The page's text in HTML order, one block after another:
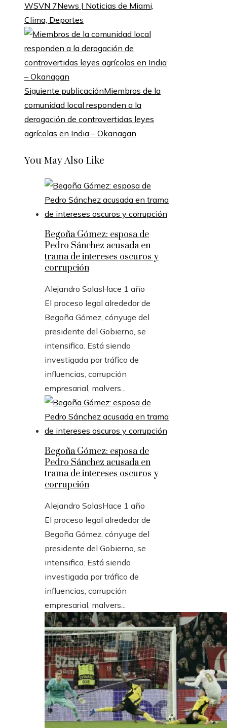
WSVN 7News | Noticias de Miami,
Clima, Deportes
Siguiente publicaciónMiembros de la
comunidad local responden a la
derogación de controvertidas leyes
agrícolas en India – Okanagan
You May Also Like
Begoña Gómez: esposa de
Pedro Sánchez acusada en
trama de intereses oscuros y
corrupción
Alejandro SalasHace 1 año
El proceso legal alrededor de
Begoña Gómez, cónyuge del
presidente del Gobierno, se
intensifica. Está siendo
investigada por tráfico de
influencias, corrupción
empresarial, malvers...
Begoña Gómez: esposa de
Pedro Sánchez acusada en
trama de intereses oscuros y
corrupción
Alejandro SalasHace 1 año
El proceso legal alrededor de
Begoña Gómez, cónyuge del
presidente del Gobierno, se
intensifica. Está siendo
investigada por tráfico de
influencias, corrupción
empresarial, malvers...